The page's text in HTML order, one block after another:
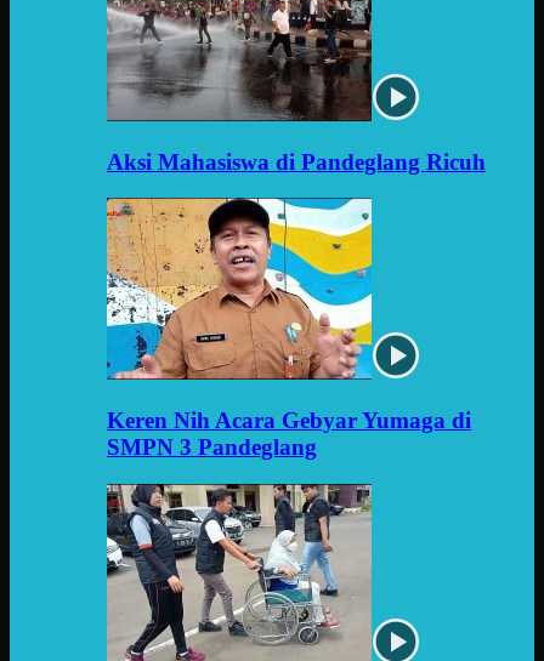
Aksi Mahasiswa di Pandeglang Ricuh
Keren Nih Acara Gebyar Yumaga di
SMPN 3 Pandeglang